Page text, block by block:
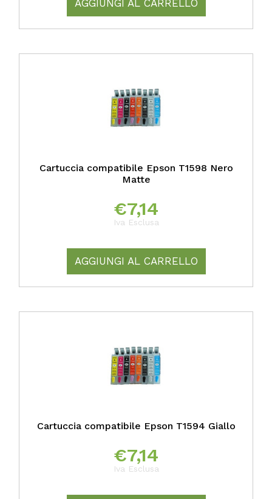
AGGIUNGI AL CARRELLO
Cartuccia compatibile Epson T1598 Nero
Matte
€7,14
Iva Esclusa
AGGIUNGI AL CARRELLO
Cartuccia compatibile Epson T1594 Giallo
€7,14
Iva Esclusa